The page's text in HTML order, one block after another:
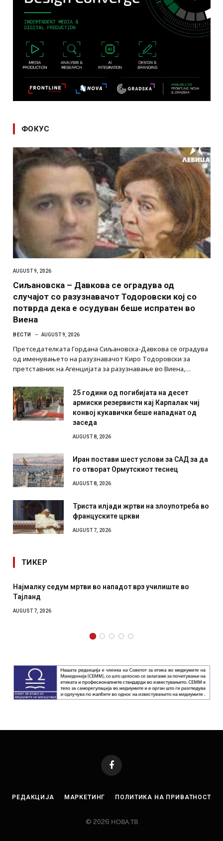
ФОКУС
AUGUST 9, 2026
Сиљановска – Давкова се оградува од
случајот со разузнавачот Тодоровски кој со
потврда дека е осудуван беше испратен во
Виена
ВЕСТИ AUGUST 9, 2026
Претседателката Гордана Сиљановска-Давкова се оградува
од именувањето на разузнавачот Киро Тодоровски за
претставник на Агенцијата за разузнавање во Виена,…
25 години од погибијата на десет
армиски резервисти кај Карпалак чиј
конвој кукавички беше нападнат од
заседа
AUGUST 8, 2026
Иран постави шест услови за САД за да
го отворат Ормутскиот теснец
AUGUST 8, 2026
Триста илјади жртви на злоупотреба во
француските цркви
AUGUST 7, 2026
ТИКЕР
СОЗИС: Украинците повеќе им веруваат на генералите
отколку на Зеленски
AUGUST 7, 2026
Facebook
РЕДАКЦИЈА МАРКЕТИНГ ПОЛИТИКА НА ПРИВАТНОСТ
© 2026 НОВА ТВ